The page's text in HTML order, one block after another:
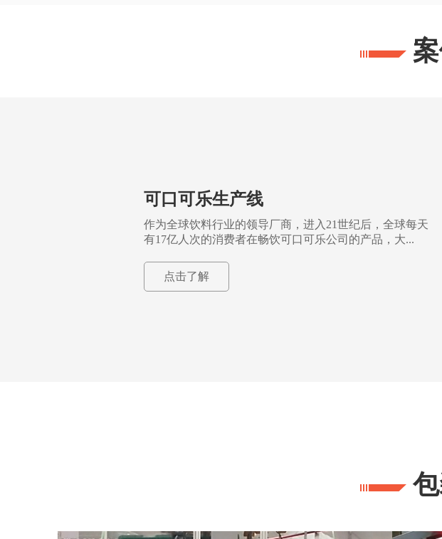
可口可乐生产线
作为全球饮料行业的领导厂商，进入21世纪后，全球每天
有17亿人次的消费者在畅饮可口可乐公司的产品，大...
点击了解